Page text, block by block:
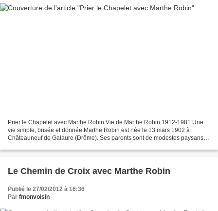
Prier le Chapelet avec Marthe Robin Vie de Marthe Robin 1912-1981 Une
vie simple, brisée et donnée Marthe Robin est née le 13 mars 1902 à
Châteauneuf de Galaure (Drôme). Ses parents sont de modestes paysans,
Le Chemin de Croix avec Marthe Robin
Publié le 27/02/2012 à 16:36
Par fmonvoisin